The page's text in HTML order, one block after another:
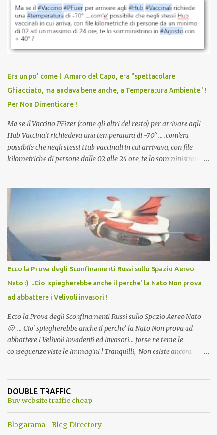
sconti, incentivi per vaccinarsi. Non avevamo mai visto
discriminazioni per coloro che non l’hanno fatto. Se non sei stato
vaccinato, nessuno aveva prima cercato di farti sentire una
persona cattiva. Non avevamo mai visto un vaccino che minacci le
vaccino usato per minacciare i mezzi di sussistenza, il lavoro o la
scuola. Non avevamo mai visto un vaccino che permettesse a un
dodicenne di ignorare il consenso dei genitori. Dopo tutti i vaccini
che abbiamo elencato sopra...
Era un po' come l' Amaro del Capo, era "spettacolare
Ghiacciato, ma andava bene anche, a Temperatura Ambiente" !
Per Non Dimenticare !
Ma se il Vaccino PFizer (come gli altri del resto) per arrivare agli
Hub Vaccinali richiedeva una temperatura di -70° ... .com'era
possibile che negli stessi Hub vaccinali in cui arrivava, con file
kilometriche di persone dalle 02 alle 24 ore, te lo somministravano
Vaccino come: l' Amaro del Capo, era "spettacolare Ghiacciato, ma
andava bene anche, a Temperatura Ambiente"! Riproponiamo
l'articolo per NON Dimenticare!
Ecco la Prova degli Sconfinamenti Russi sullo Spazio Aereo
Nato :) ...Cio' spiegherebbe anche il perche' la Nato Non prova
ad abbattere i Velivoli invasori !
Ecco la Prova degli Sconfinamenti Russi sullo Spazio Aereo Nato
😛 ... Cio' spiegherebbe anche il perche' la Nato Non prova ad
abbattere i Velivoli invadenti ed invasori... forse ne teme le
conseguenze viste le immagini ! Tranquilli, Non esiste ancora
ancora una fantasia Nato o forse una "False Flag", per provocare
una guerra mondiale che difficilmente da menti sane, potrebbe
DOUBLE TRAFFIC
Buy website traffic cheap
Blogarama - Blog Directory